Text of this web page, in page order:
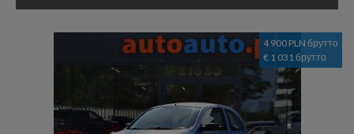
4 900 PLN брутто
€ 1 031 брутто